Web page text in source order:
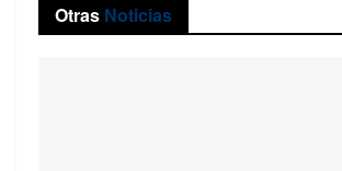
Otras Noticias